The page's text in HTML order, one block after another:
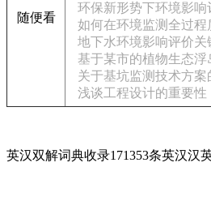
随便看
环保新形势下环境影
如何在环境监测全过
地下水环境影响评价关
基于某市的植物生态
关于基坑监测技术方案
浅谈工程设计的重要性
英汉双解词典收录171353条英汉汉